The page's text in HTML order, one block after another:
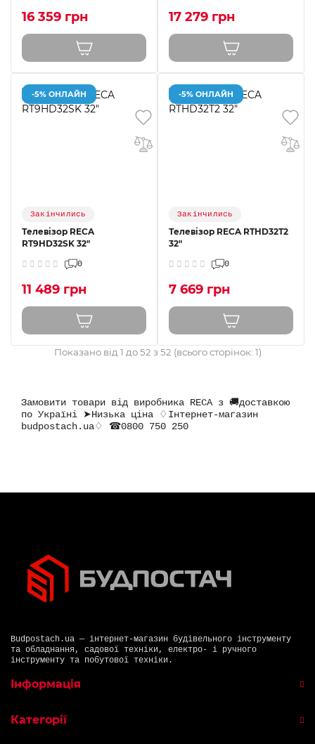
16 359 грн 17 279 грн
-5% ОНЛАЙН
Закінчились
Телевізор RECA
RT9HD32SK 32"
0
11 489 грн
-5% ОНЛАЙН
Закінчились
Телевізор RECA RTHD32T2
32"
0
7 669 грн
Показано від 1 до 52 з 52 (всього сторінок: 1)
Замовити товари від виробника RECA з 🚚доставкою
по Україні ➤Низька ціна ♢Інтернет-магазин
budpostach.ua♢ ☎0800 750 250
Budpostach.ua — інтернет-магазин будівельного інструменту
та обладнання, садової техніки, електро- і ручного
інструменту та побутової техніки.
Інформація
Категорії